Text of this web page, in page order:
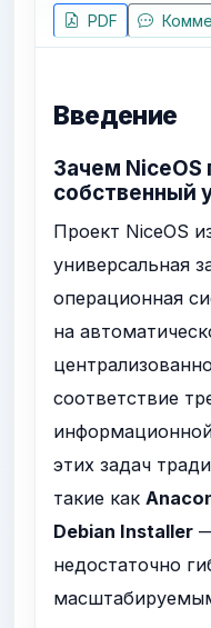
PDF
Введение
Зачем NiceOS
собственный
Проект NiceOS
универсальная
операционная
на
соответствие
этих задач
такие как
Debian Installer
недостаточно